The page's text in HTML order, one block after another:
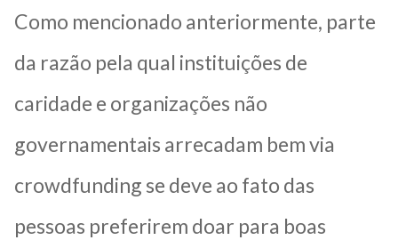
Como mencionado anteriormente, parte
da razão pela qual instituições de
caridade e organizações não
governamentais arrecadam bem via
crowdfunding se deve ao fato das
pessoas preferirem doar para boas